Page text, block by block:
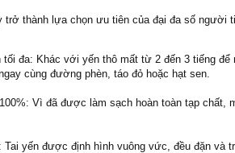
trở thành lựa chọn ưu tiên của đại đa số người
đa: Khác với yến thô mất từ 2 đến 3 tiếng
cùng đường phèn, táo đỏ hoặc hạt sen.
Vì đã được làm sạch hoàn toàn tạp chất,
Tai yến được định hình vuông vức, đều đặn và